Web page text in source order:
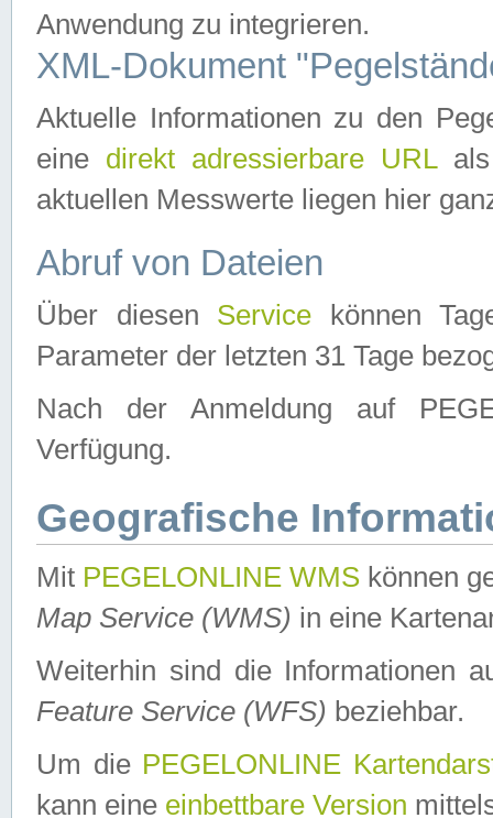
Anwendung zu integrieren.
XML-Dokument
Aktuelle Informationen zu den
eine direkt adressierbare URLals
aktuellen Messwerte liegen hier
Abruf von Dateien
Über diesen Service können
Parameter der letzten 31 Tage
Nach der Anmeldung auf
Verfügung.
Geografische
Mit PEGELONLINE WMS können
Map Service (WMS) in eine
Weiterhin sind die Informationen
Feature Service (WFS) beziehbar.
Um die PEGELONLINE
kann eine einbettbare Version